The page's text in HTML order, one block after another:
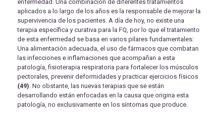
enfermedad. Una combinación de diferentes tratamientos
aplicados a lo largo de los años es la responsable de mejorar la
supervivencia de los pacientes. A día de hoy, no existe una
terapia específica y curativa para la FQ, por lo que el tratamiento
de esta enfermedad se basa en varios pilares fundamentales:
Una alimentación adecuada, el uso de fármacos que combatan
las infecciones e inflamaciones que acompañan a esta
patología, fisioterapia respiratoria para fortalecer los músculos
pectorales, prevenir deformidades y practicar ejercicios físicos
(49). No obstante, las nuevas terapias que se están
desarrollando están enfocadas en la causa que origina esta
patología, no exclusivamente en los síntomas que produce.